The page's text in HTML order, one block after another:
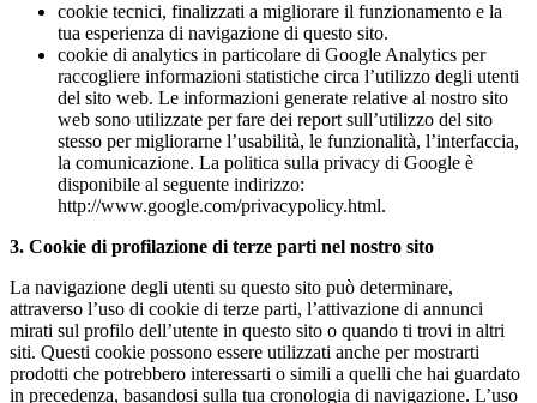
cookie tecnici, finalizzati a migliorare il funzionamento e la
tua esperienza di navigazione di questo sito.
cookie di analytics in particolare di Google Analytics per
raccogliere informazioni statistiche circa l’utilizzo degli utenti
del sito web. Le informazioni generate relative al nostro sito
web sono utilizzate per fare dei report sull’utilizzo del sito
stesso per migliorarne l’usabilità, le funzionalità, l’interfaccia,
la comunicazione. La politica sulla privacy di Google è
disponibile al seguente indirizzo:
http://www.google.com/privacypolicy.html.
3. Cookie di profilazione di terze parti nel nostro sito
La navigazione degli utenti su questo sito può determinare,
attraverso l’uso di cookie di terze parti, l’attivazione di annunci
mirati sul profilo dell’utente in questo sito o quando ti trovi in altri
siti. Questi cookie possono essere utilizzati anche per mostrarti
prodotti che potrebbero interessarti o simili a quelli che hai guardato
in precedenza, basandosi sulla tua cronologia di navigazione. L’uso